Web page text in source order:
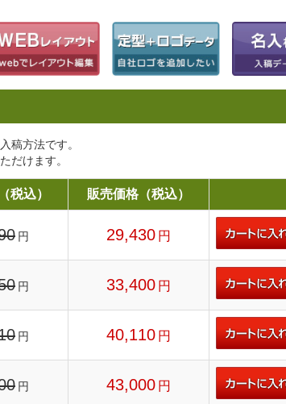
稿方法です。
だけます。
税込） 販売価格（税込）
円 29,430 円
円 33,400 円
円 40,110 円
円 43,000 円